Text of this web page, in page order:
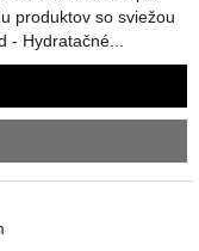
produktov so sviežou
Hydratačné...